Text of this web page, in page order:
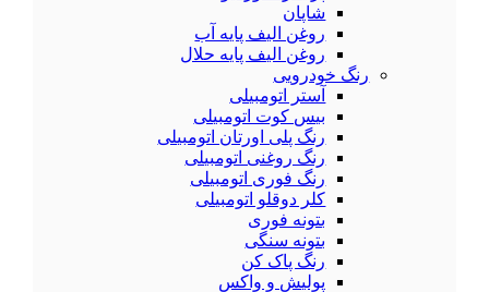
شاپان
روغن الیف پایه آب
روغن الیف پایه حلال
رنگ خودرویی
آستر اتومبیلی
بیس کوت اتومبیلی
رنگ پلی اورتان اتومبیلی
رنگ روغنی اتومبیلی
رنگ فوری اتومبیلی
کلر دوقلو اتومبیلی
بتونه فوری
بتونه سنگی
رنگ پاک کن
پولیش و واکس